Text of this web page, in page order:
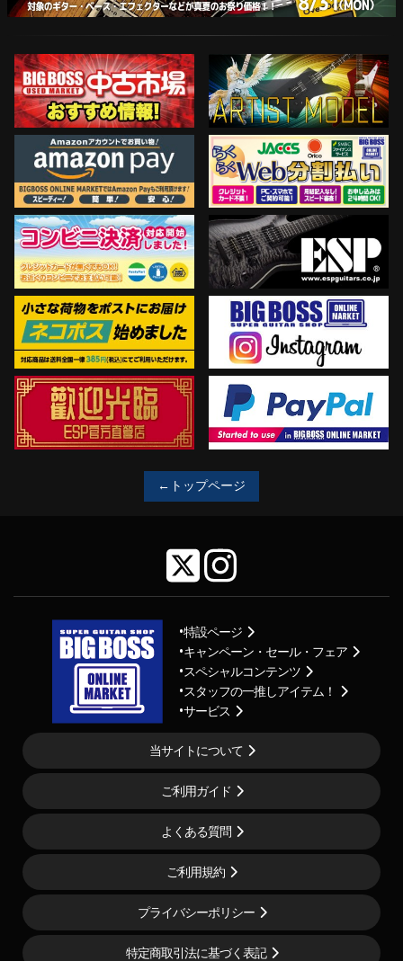
←トップページ
特設ページ
キャンペーン・セール・フェア
スペシャルコンテンツ
スタッフの一推しアイテム！
サービス
当サイトについて
ご利用ガイド
よくある質問
ご利用規約
プライバシーポリシー
特定商取引法に基づく表記